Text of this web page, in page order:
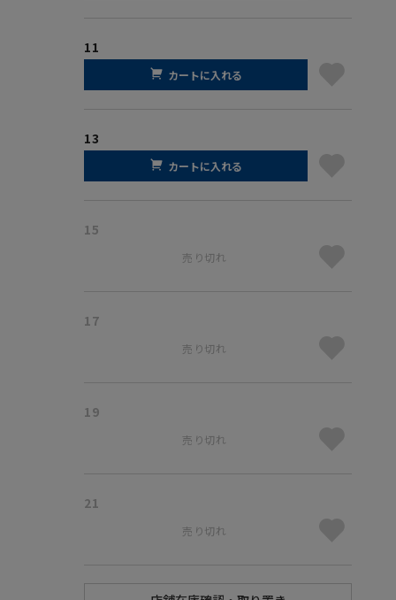
11
カートに入れる
13
カートに入れる
15
売り切れ
17
売り切れ
19
売り切れ
21
売り切れ